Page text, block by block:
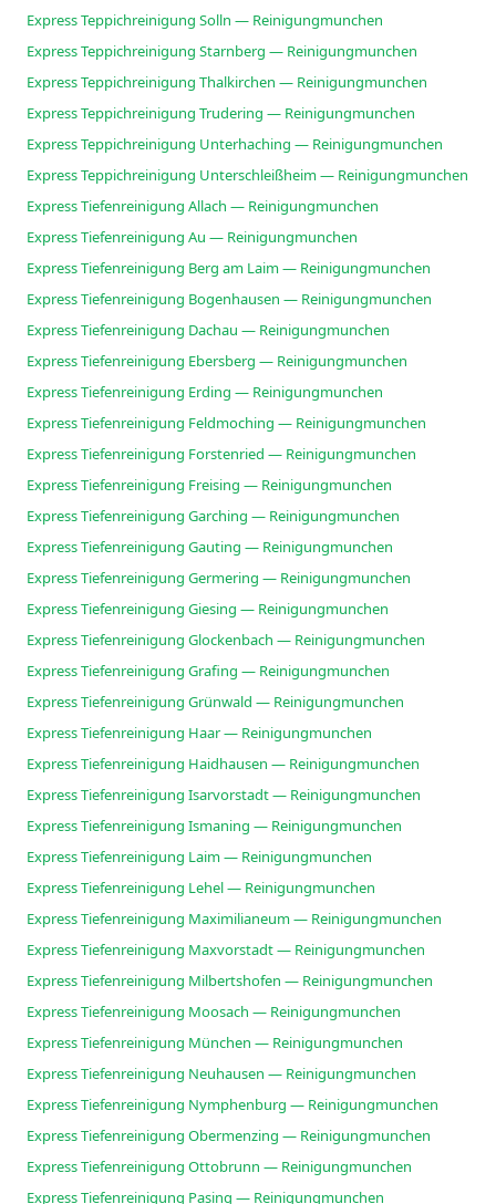
Express Teppichreinigung Solln — Reinigungmunchen
Express Teppichreinigung Starnberg — Reinigungmunchen
Express Teppichreinigung Thalkirchen — Reinigungmunchen
Express Teppichreinigung Trudering — Reinigungmunchen
Express Teppichreinigung Unterhaching — Reinigungmunchen
Express Teppichreinigung Unterschleißheim — Reinigungmunchen
Express Tiefenreinigung Allach — Reinigungmunchen
Express Tiefenreinigung Au — Reinigungmunchen
Express Tiefenreinigung Berg am Laim — Reinigungmunchen
Express Tiefenreinigung Bogenhausen — Reinigungmunchen
Express Tiefenreinigung Dachau — Reinigungmunchen
Express Tiefenreinigung Ebersberg — Reinigungmunchen
Express Tiefenreinigung Erding — Reinigungmunchen
Express Tiefenreinigung Feldmoching — Reinigungmunchen
Express Tiefenreinigung Forstenried — Reinigungmunchen
Express Tiefenreinigung Freising — Reinigungmunchen
Express Tiefenreinigung Garching — Reinigungmunchen
Express Tiefenreinigung Gauting — Reinigungmunchen
Express Tiefenreinigung Germering — Reinigungmunchen
Express Tiefenreinigung Giesing — Reinigungmunchen
Express Tiefenreinigung Glockenbach — Reinigungmunchen
Express Tiefenreinigung Grafing — Reinigungmunchen
Express Tiefenreinigung Grünwald — Reinigungmunchen
Express Tiefenreinigung Haar — Reinigungmunchen
Express Tiefenreinigung Haidhausen — Reinigungmunchen
Express Tiefenreinigung Isarvorstadt — Reinigungmunchen
Express Tiefenreinigung Ismaning — Reinigungmunchen
Express Tiefenreinigung Laim — Reinigungmunchen
Express Tiefenreinigung Lehel — Reinigungmunchen
Express Tiefenreinigung Maximilianeum — Reinigungmunchen
Express Tiefenreinigung Maxvorstadt — Reinigungmunchen
Express Tiefenreinigung Milbertshofen — Reinigungmunchen
Express Tiefenreinigung Moosach — Reinigungmunchen
Express Tiefenreinigung München — Reinigungmunchen
Express Tiefenreinigung Neuhausen — Reinigungmunchen
Express Tiefenreinigung Nymphenburg — Reinigungmunchen
Express Tiefenreinigung Obermenzing — Reinigungmunchen
Express Tiefenreinigung Ottobrunn — Reinigungmunchen
Express Tiefenreinigung Pasing — Reinigungmunchen